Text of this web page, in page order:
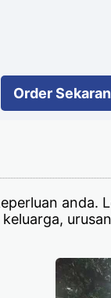
Order
anda.